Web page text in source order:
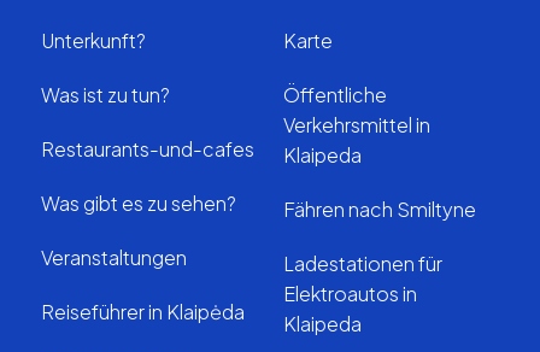
Unterkunft?
Was ist zu tun?
Restaurants-und-cafes
Was gibt es zu sehen?
Veranstaltungen
Reiseführer in Klaipėda
Karte
Öffentliche
Verkehrsmittel in
Klaipeda
Fähren nach Smiltyne
Ladestationen für
Elektroautos in
Klaipeda